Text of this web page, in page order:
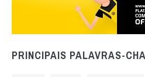
PRINCIPAIS PALAVRAS-